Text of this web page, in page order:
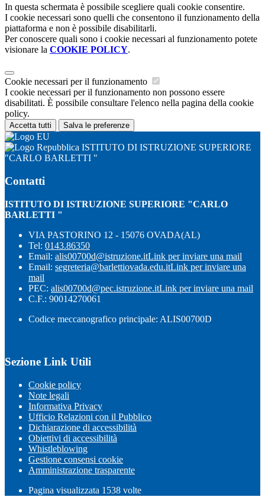
In questa schermata è possibile scegliere quali cookie consentire.
I cookie necessari sono quelli che consentono il funzionamento della
piattaforma e non è possibile disabilitarli.
Per conoscere quali sono i cookie necessari al funzionamento potete
visionare la COOKIE POLICY.
Cookie necessari per il funzionamento
I cookie necessari per il funzionamento non possono essere
disabilitati. È possibile consultare l'elenco nella pagina della cookie
policy.
Accetta tutti Salva le preferenze
ISTITUTO DI ISTRUZIONE SUPERIORE
"CARLO BARLETTI "
Contatti
ISTITUTO DI ISTRUZIONE SUPERIORE "CARLO
BARLETTI "
VIA PASTORINO 12 - 15076 OVADA(AL)
Tel: 0143.86350
Email: alis00700d@istruzione.itLink per inviare una mail
Email: segreteria@barlettiovada.edu.itLink per inviare una
mail
PEC: alis00700d@pec.istruzione.itLink per inviare una mail
C.F.: 90014270061
Codice meccanografico principale: ALIS00700D
Sezione Link Utili
Cookie policy
Note legali
Informativa Privacy
Ufficio Relazioni con il Pubblico
Dichiarazione di accessibilità
Obiettivi di accessibilità
Whistleblowing
Gestione consensi cookie
Amministrazione trasparente
Pagina visualizzata 1538 volte